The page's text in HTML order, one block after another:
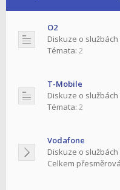
O2
Diskuze o službách
Témata: 2
T-Mobile
Diskuze o službách
Témata: 2
Vodafone
Diskuze o
Celkem